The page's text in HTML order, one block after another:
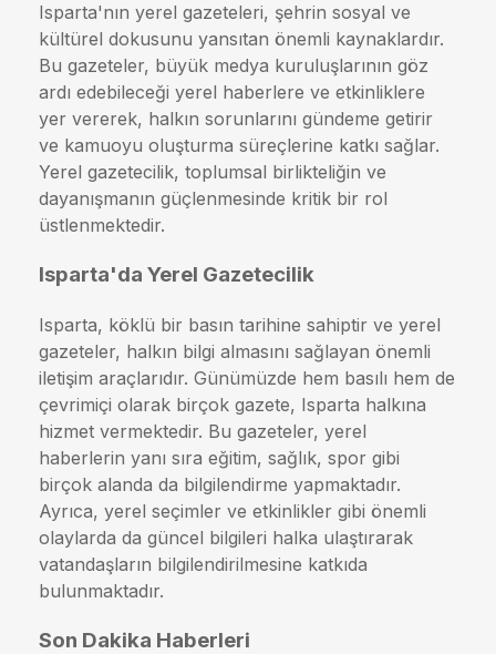
Isparta'nın yerel gazeteleri, şehrin sosyal ve
kültürel dokusunu yansıtan önemli kaynaklardır.
Bu gazeteler, büyük medya kuruluşlarının göz
ardı edebileceği yerel haberlere ve etkinliklere
yer vererek, halkın sorunlarını gündeme getirir
ve kamuoyu oluşturma süreçlerine katkı sağlar.
Yerel gazetecilik, toplumsal birlikteliğin ve
dayanışmanın güçlenmesinde kritik bir rol
üstlenmektedir.
Isparta'da Yerel Gazetecilik
Isparta, köklü bir basın tarihine sahiptir ve yerel
gazeteler, halkın bilgi almasını sağlayan önemli
iletişim araçlarıdır. Günümüzde hem basılı hem de
çevrimiçi olarak birçok gazete, Isparta halkına
hizmet vermektedir. Bu gazeteler, yerel
haberlerin yanı sıra eğitim, sağlık, spor gibi
birçok alanda da bilgilendirme yapmaktadır.
Ayrıca, yerel seçimler ve etkinlikler gibi önemli
olaylarda da güncel bilgileri halka ulaştırarak
vatandaşların bilgilendirilmesine katkıda
bulunmaktadır.
Son Dakika Haberleri